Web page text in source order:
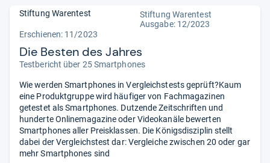
Stiftung Warentest
Stiftung Warentest
Ausgabe: 12/2023
Erschienen: 11/2023
Die Besten des Jahres
Testbericht über 25 Smartphones
Wie werden Smartphones in Vergleichstests geprüft?Kaum
eine Produktgruppe wird häufiger von Fachmagazinen
getestet als Smartphones. Dutzende Zeitschriften und
hunderte Onlinemagazine oder Videokanäle bewerten
Smartphones aller Preisklassen. Die Königsdisziplin stellt
dabei der Vergleichstest dar: Vergleiche zwischen 20 oder gar
mehr Smartphones sind